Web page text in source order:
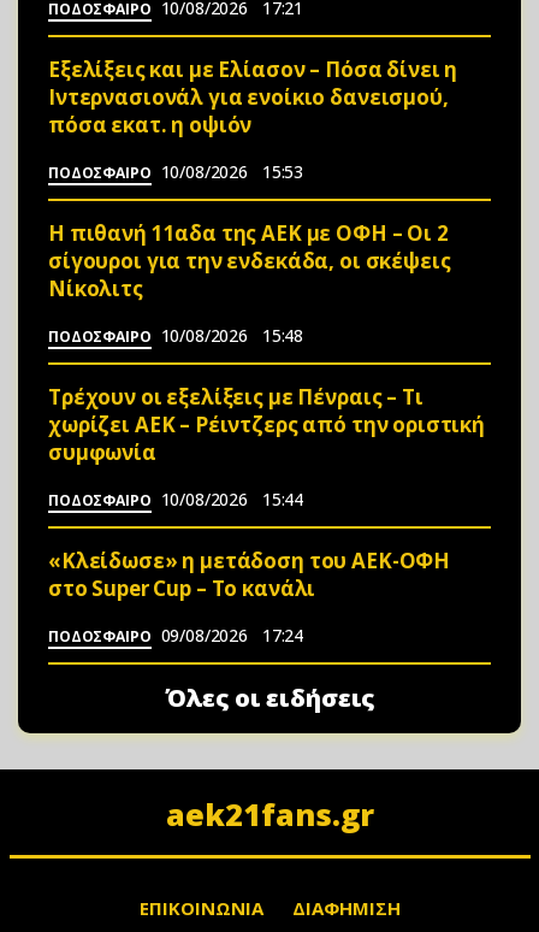
ΠΟΔΟΣΦΑΙΡΟ 10/08/2026 17:21
Εξελίξεις και με Ελίασον – Πόσα δίνει η
Ιντερνασιονάλ για ενοίκιο δανεισμού,
πόσα εκατ. η οψιόν
ΠΟΔΟΣΦΑΙΡΟ 10/08/2026 15:53
Η πιθανή 11αδα της ΑΕΚ με ΟΦΗ – Οι 2
σίγουροι για την ενδεκάδα, οι σκέψεις
Νίκολιτς
ΠΟΔΟΣΦΑΙΡΟ 10/08/2026 15:48
Τρέχουν οι εξελίξεις με Πένραις – Τι
χωρίζει ΑΕΚ – Ρέιντζερς από την οριστική
συμφωνία
ΠΟΔΟΣΦΑΙΡΟ 10/08/2026 15:44
«Κλείδωσε» η μετάδοση του ΑΕΚ-ΟΦΗ
στο Super Cup – Το κανάλι
ΠΟΔΟΣΦΑΙΡΟ 09/08/2026 17:24
Όλες οι ειδήσεις
aek21fans.gr
ΕΠΙΚΟΙΝΩΝΙΑ
ΔΙΑΦΗΜΙΣΗ